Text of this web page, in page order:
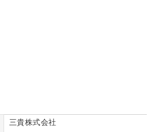
三貴株式会社